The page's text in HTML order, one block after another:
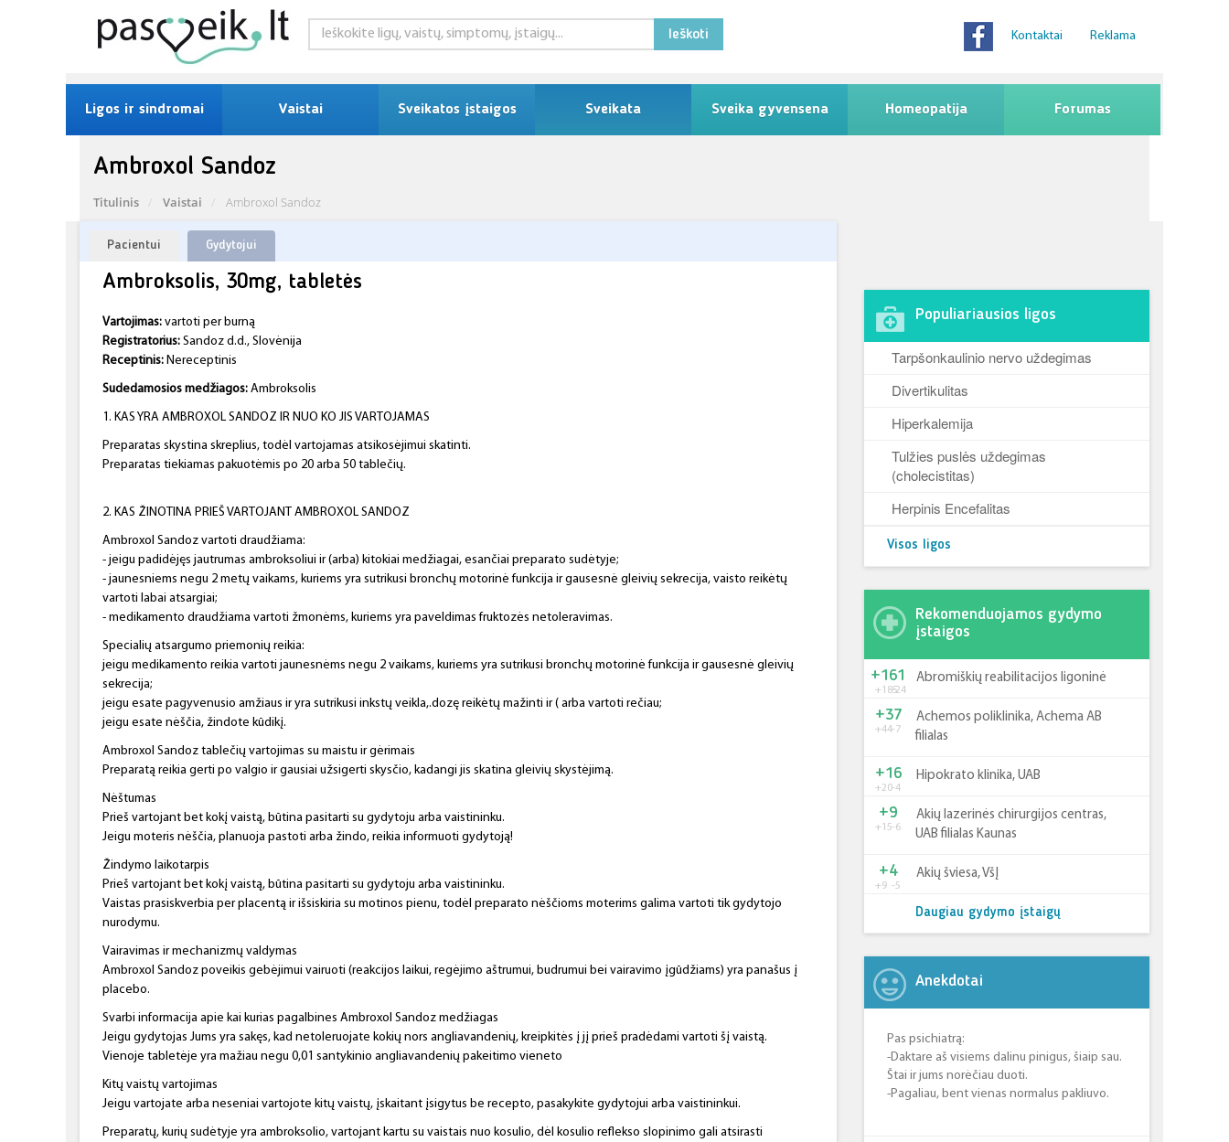
Ieškoti Kontaktai Reklama
Ligos ir sindromai Vaistai Sveikatos įstaigos Sveikata Sveika gyvensena Homeopatija Forumas
Ambroxol Sandoz
Titulinis Vaistai Ambroxol Sandoz
Pacientui Gydytojui
Ambroksolis, 30mg, tabletės
Vartojimas: vartoti per burną
Registratorius: Sandoz d.d., Slovėnija
Receptinis: Nereceptinis
Sudedamosios medžiagos: Ambroksolis
1. KAS YRA AMBROXOL SANDOZ IR NUO KO JIS VARTOJAMAS
Preparatas skystina skreplius, todėl vartojamas atsikosėjimui skatinti.
Preparatas tiekiamas pakuotėmis po 20 arba 50 tablečių.
2. KAS ŽINOTINA PRIEŠ VARTOJANT AMBROXOL SANDOZ
Ambroxol Sandoz vartoti draudžiama:
- jeigu padidėjęs jautrumas ambroksoliui ir (arba) kitokiai medžiagai, esančiai preparato sudėtyje;
- jaunesniems negu 2 metų vaikams, kuriems yra sutrikusi bronchų motorinė funkcija ir gausesnė gleivių sekrecija, vaisto reikėtų
vartoti labai atsargiai;
- medikamento draudžiama vartoti žmonėms, kuriems yra paveldimas fruktozės netoleravimas.
Specialių atsargumo priemonių reikia:
jeigu medikamento reikia vartoti jaunesnėms negu 2 vaikams, kuriems yra sutrikusi bronchų motorinė funkcija ir gausesnė gleivių
sekrecija;
jeigu esate pagyvenusio amžiaus ir yra sutrikusi inkstų veikla,.dozę reikėtų mažinti ir ( arba vartoti rečiau;
jeigu esate nėščia, žindote kūdikį.
Ambroxol Sandoz tablečių vartojimas su maistu ir gėrimais
Preparatą reikia gerti po valgio ir gausiai užsigerti skysčio, kadangi jis skatina gleivių skystėjimą.
Nėštumas
Prieš vartojant bet kokį vaistą, būtina pasitarti su gydytoju arba vaistininku.
Jeigu moteris nėščia, planuoja pastoti arba žindo, reikia informuoti gydytoją!
Žindymo laikotarpis
Prieš vartojant bet kokį vaistą, būtina pasitarti su gydytoju arba vaistininku.
Vaistas prasiskverbia per placentą ir išsiskiria su motinos pienu, todėl preparato nėščioms moterims galima vartoti tik gydytojo
nurodymu.
Vairavimas ir mechanizmų valdymas
Ambroxol Sandoz poveikis gebėjimui vairuoti (reakcijos laikui, regėjimo aštrumui, budrumui bei vairavimo įgūdžiams) yra panašus į
placebo.
Svarbi informacija apie kai kurias pagalbines Ambroxol Sandoz medžiagas
Jeigu gydytojas Jums yra sakęs, kad netoleruojate kokių nors angliavandenių, kreipkitės į jį prieš pradėdami vartoti šį vaistą.
Vienoje tabletėje yra mažiau negu 0,01 santykinio angliavandenių pakeitimo vieneto
Kitų vaistų vartojimas
Jeigu vartojate arba neseniai vartojote kitų vaistų, įskaitant įsigytus be recepto, pasakykite gydytojui arba vaistininkui.
Preparatų, kurių sudėtyje yra ambroksolio, vartojant kartu su vaistais nuo kosulio, dėl kosulio reflekso slopinimo gali atsirasti
Populiariausios ligos
Tarpšonkaulinio nervo uždegimas
Divertikulitas
Hiperkalemija
Tulžies puslės uždegimas
(cholecistitas)
Herpinis Encefalitas
Visos ligos
Rekomenduojamos gydymo
įstaigos
+185-24
+161 Abromiškių reabilitacijos ligoninė
+44-7
+37
Achemos poliklinika, Achema AB
filialas
+20-4
+16 Hipokrato klinika, UAB
+15-6
+9
Akių lazerinės chirurgijos centras,
UAB filialas Kaunas
+9 -5
+4 Akių šviesa, VšĮ
Daugiau gydymo įstaigų
Anekdotai
Pas psichiatrą:
-Daktare aš visiems dalinu pinigus, šiaip sau.
Štai ir jums norėčiau duoti.
-Pagaliau, bent vienas normalus pakliuvo.